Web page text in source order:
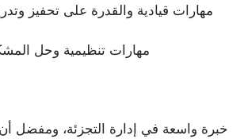
مهارات قيادية والقدرة على تحفيز
مهارات تنظيمية وحل
خبرة واسعة في إدارة التجزئة، ومفضل